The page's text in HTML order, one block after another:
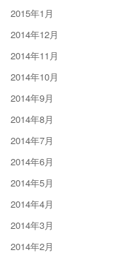
2015年1月
2014年12月
2014年11月
2014年10月
2014年9月
2014年8月
2014年7月
2014年6月
2014年5月
2014年4月
2014年3月
2014年2月